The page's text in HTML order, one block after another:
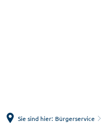
Sie sind hier: Bürgerservice